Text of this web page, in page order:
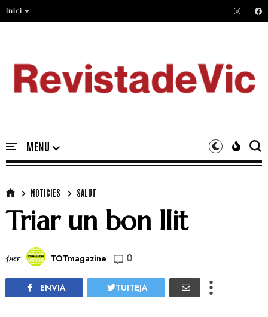
Inici
NOTICIES SALUT
Triar un bon llit
per TOTmagazine 0
ENVIA TUITEJA